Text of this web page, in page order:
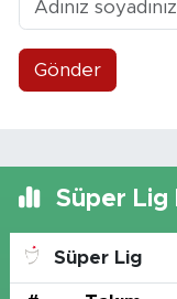
Gönder
Süper Lig
Süper Lig